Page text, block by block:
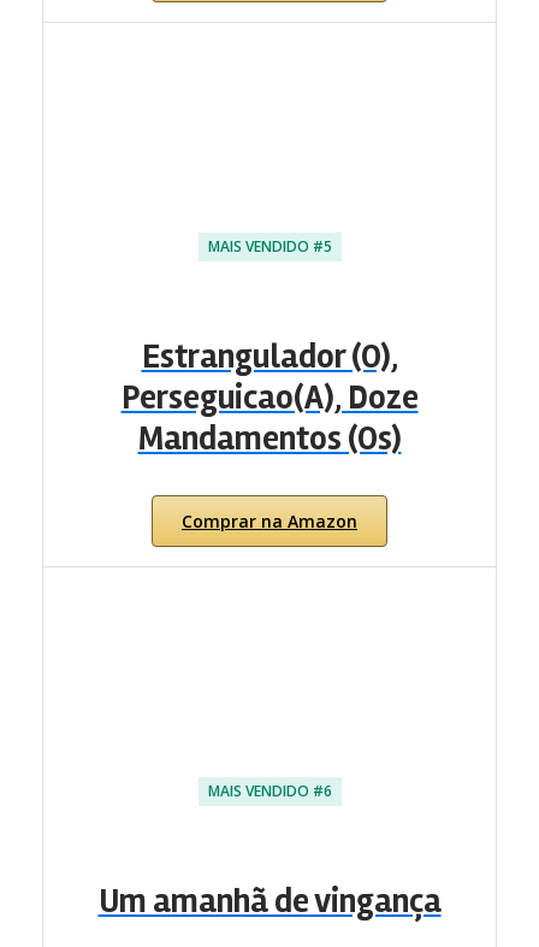
MAIS VENDIDO #5
Estrangulador (O),
Perseguicao(A), Doze
Mandamentos (Os)
Comprar na Amazon
MAIS VENDIDO #6
Um amanhã de vingança